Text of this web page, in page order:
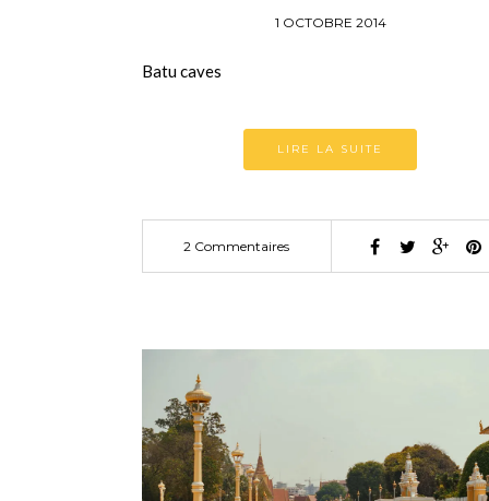
1 OCTOBRE 2014
Batu caves
LIRE LA SUITE
2 Commentaires